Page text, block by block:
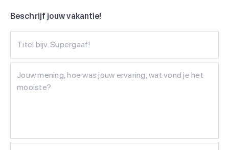
Beschrijf jouw vakantie!
Titel bijv. Supergaaf!